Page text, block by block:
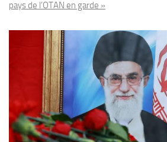
pays de l’OTAN en garde »